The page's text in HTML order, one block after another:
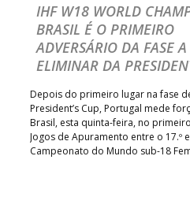
IHF W18 WORLD
BRASIL É O PRIMEIRO
ADVERSÁRIO DA FASE A
ELIMINAR DA
Depois do primeiro lugar na fase
President’s Cup, Portugal mede
Brasil, esta quinta-feira, no
Jogos de Apuramento entre o 17.º
Campeonato do Mundo sub-18